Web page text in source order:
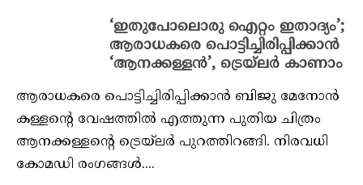
‘ഇതുപോലൊരു ഐറ്റം ഇതാദ്യം’;
ആരാധകരെ പൊട്ടിച്ചിരിപ്പിക്കാൻ
‘ആനക്കള്ളൻ’, ട്രെയ്‌ലർ കാണാം
ആരാധകരെ പൊട്ടിച്ചിരിപ്പിക്കാൻ ബിജു മേനോൻ
കള്ളന്റെ വേഷത്തിൽ എത്തുന്ന പുതിയ ചിത്രം
ആനക്കള്ളന്റെ ട്രെയ്‌ലർ പുറത്തിറങ്ങി. നിരവധി
കോമഡി രംഗങ്ങൾ....